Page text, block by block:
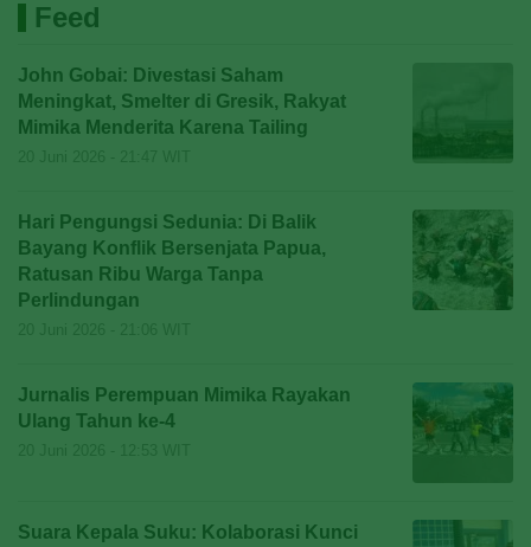
Feed
John Gobai: Divestasi Saham
Meningkat, Smelter di Gresik, Rakyat
Mimika Menderita Karena Tailing
Hari Pengungsi Sedunia: Di Balik
Bayang Konflik Bersenjata Papua,
Ratusan Ribu Warga Tanpa
Perlindungan
Jurnalis Perempuan Mimika Rayakan
Ulang Tahun ke-4
Suara Kepala Suku: Kolaborasi Kunci